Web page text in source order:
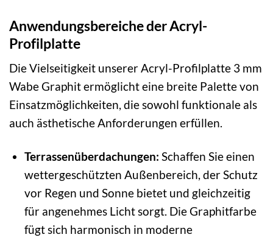
Anwendungsbereiche der Acryl-
Profilplatte
Die Vielseitigkeit unserer Acryl-Profilplatte 3 mm
Wabe Graphit ermöglicht eine breite Palette von
Einsatzmöglichkeiten, die sowohl funktionale als
auch ästhetische Anforderungen erfüllen.
Terrassenüberdachungen: Schaffen Sie einen
wettergeschützten Außenbereich, der Schutz
vor Regen und Sonne bietet und gleichzeitig
für angenehmes Licht sorgt. Die Graphitfarbe
fügt sich harmonisch in moderne